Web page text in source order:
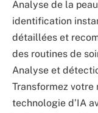
Analyse de la
identification
détaillées et
des routines de
Analyse et
Transformez votre
technologie d’IA